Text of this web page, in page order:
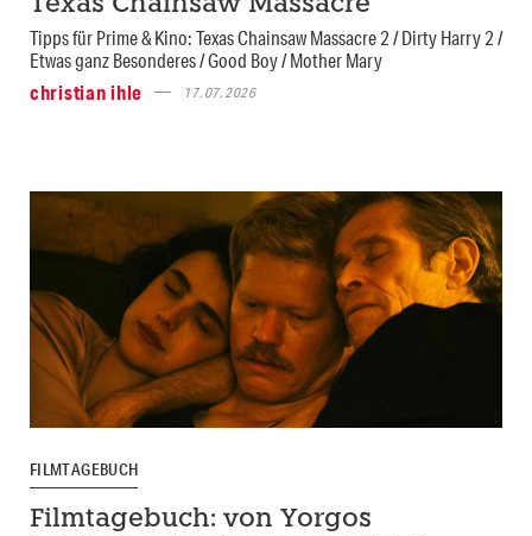
Texas Chainsaw Massacre
Tipps für Prime & Kino: Texas Chainsaw Massacre 2 / Dirty Harry 2 /
Etwas ganz Besonderes / Good Boy / Mother Mary
christian ihle
17.07.2026
FILMTAGEBUCH
Filmtagebuch: von Yorgos